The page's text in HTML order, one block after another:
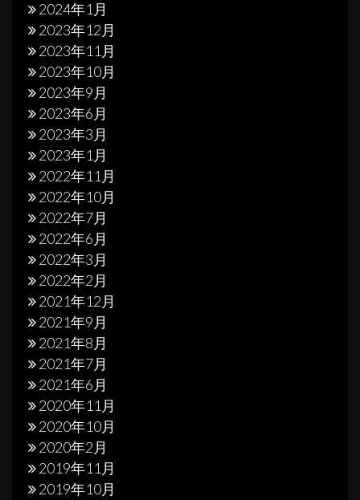
2024年1月
2023年12月
2023年11月
2023年10月
2023年9月
2023年6月
2023年3月
2023年1月
2022年11月
2022年10月
2022年7月
2022年6月
2022年3月
2022年2月
2021年12月
2021年9月
2021年8月
2021年7月
2021年6月
2020年11月
2020年10月
2020年2月
2019年11月
2019年10月